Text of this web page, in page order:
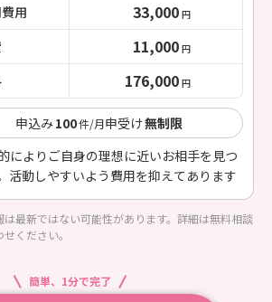
用 33,000 円
11,000 円
176,000 円
申込み100件/月申受け無制限
によりご自身の理想に近いお相手を見つ
活動しやすいよう費用を抑えてあります
最新ではない可能性があります。詳細は無料相談
ください。
簡単、1分で完了